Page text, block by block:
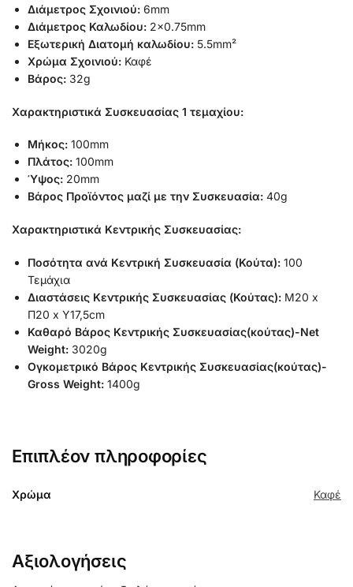
Διάμετρος Σχοινιού: 6mm
Διάμετρος Καλωδίου: 2×0.75mm
Εξωτερική Διατομή καλωδίου: 5.5mm²
Χρώμα Σχοινιού: Καφέ
Βάρος: 32g
Χαρακτηριστικά Συσκευασίας 1 τεμαχίου:
Μήκος: 100mm
Πλάτος: 100mm
Ύψος: 20mm
Βάρος Προϊόντος μαζί με την Συσκευασία: 40g
Χαρακτηριστικά Κεντρικής Συσκευασίας:
Ποσότητα ανά Κεντρική Συσκευασία (Κούτα): 100
Τεμάχια
Διαστάσεις Κεντρικής Συσκευασίας (Κούτας): Μ20 x
Π20 x Υ17,5cm
Καθαρό Βάρος Κεντρικής Συσκευασίας(κούτας)-Net
Weight: 3020g
Ογκομετρικό Βάρος Κεντρικής Συσκευασίας(κούτας)-
Gross Weight: 1400g
Επιπλέον πληροφορίες
Χρώμα Καφέ
Αξιολογήσεις